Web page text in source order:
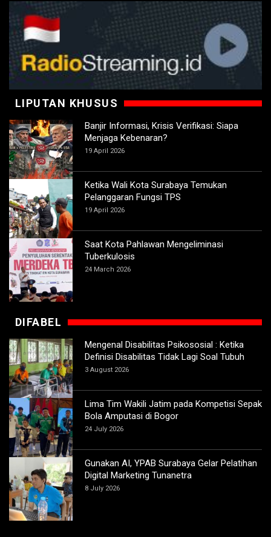
LIPUTAN KHUSUS
Banjir Informasi, Krisis Verifikasi: Siapa
Menjaga Kebenaran?
19 April 2026
Ketika Wali Kota Surabaya Temukan
Pelanggaran Fungsi TPS
19 April 2026
Saat Kota Pahlawan Mengeliminasi
Tuberkulosis
24 March 2026
DIFABEL
Mengenal Disabilitas Psikososial : Ketika
Definisi Disabilitas Tidak Lagi Soal Tubuh
3 August 2026
Lima Tim Wakili Jatim pada Kompetisi Sepak
Bola Amputasi di Bogor
24 July 2026
Gunakan AI, YPAB Surabaya Gelar Pelatihan
Digital Marketing Tunanetra
8 July 2026